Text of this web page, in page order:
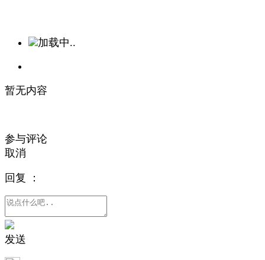
加载中..
暂无内容
参与评论
取消
回复 ：
发送